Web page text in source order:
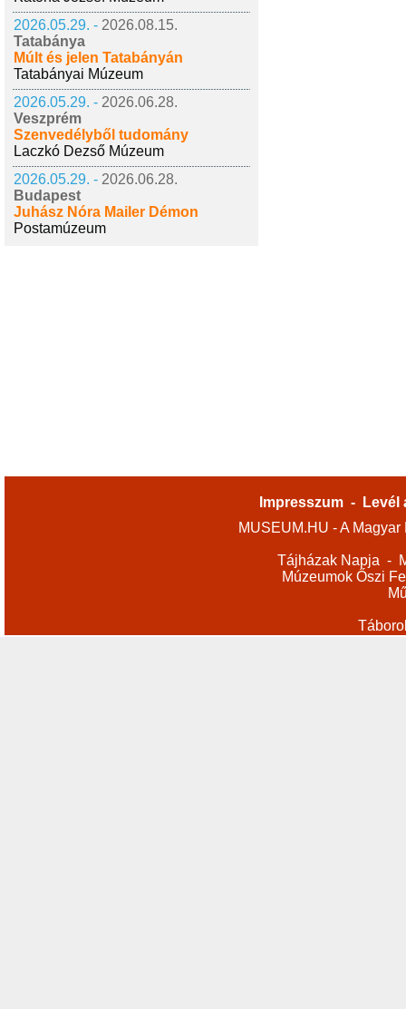
2026.05.29. - 2026.08.15.
Tatabánya
Múlt és jelen Tatabányán
Tatabányai Múzeum
2026.05.29. - 2026.06.28.
Veszprém
Szenvedélyből tudomány
Laczkó Dezső Múzeum
2026.05.29. - 2026.06.28.
Budapest
Juhász Nóra Mailer Démon
Postamúzeum
Impresszum -
Levél
MUSEUM.HU - A
Tájházak Napja -
Múzeumok Őszi